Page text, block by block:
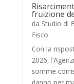
fruizione
da Studio di
Fisco
Con la
2026,
somme
danno per